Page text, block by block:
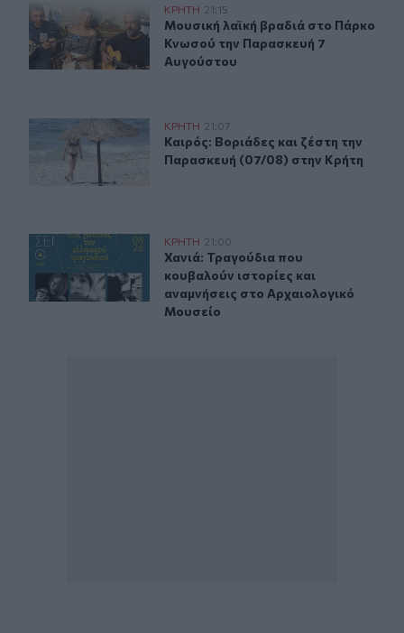
Μουσική λαϊκή βραδιά στο Πάρκο Κνωσού την
ΚΡΗΤΗ 21:15
Μουσική λαϊκή βραδιά στο
Μουσική λαϊκή βραδιά στο Πάρκο
Κνωσού την Παρασκευή 7
Αυγούστου
Καιρός: Βοριάδες και ζέστη την Παρασκευή (07/08)
ΚΡΗΤΗ 21:07
Καιρός: Βοριάδες και ζέστη την
Καιρός: Βοριάδες και ζέστη την
Παρασκευή (07/08) στην Κρήτη
Χανιά: Τραγούδια που κουβαλούν ιστορίες και
ΚΡΗΤΗ 21:00
Χανιά: Τραγούδια που κουβαλούν
Χανιά: Τραγούδια που
κουβαλούν ιστορίες και
αναμνήσεις στο Αρχαιολογικό
Μουσείο